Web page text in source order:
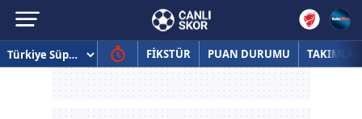
FİKSTÜR PUAN DURUMU TAKIMLAR